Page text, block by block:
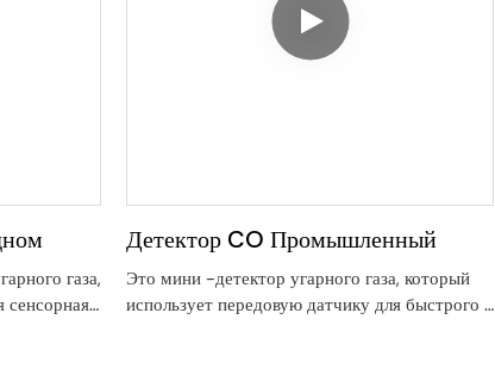
газа,
сенсорная
Детектор CO Промышленный
Это мини -детектор угарного газа, который
использует передовую датчику для быстрого и